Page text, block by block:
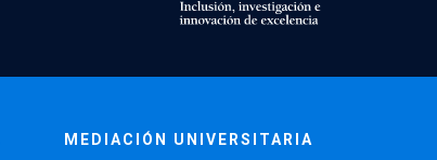
MEDIACIÓN UNIVERSITARIA